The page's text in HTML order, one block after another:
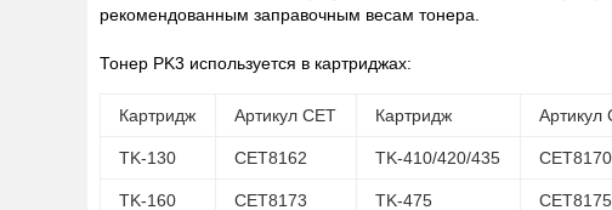
рекомендованным заправочным весам тонера.
Тонер PK3 используется в картриджах:
Картридж Артикул CET Картридж Артикул
TK-130 CET8162 TK-410/420/435 CET8170
TK-160 CET8173 TK-475 CET8175